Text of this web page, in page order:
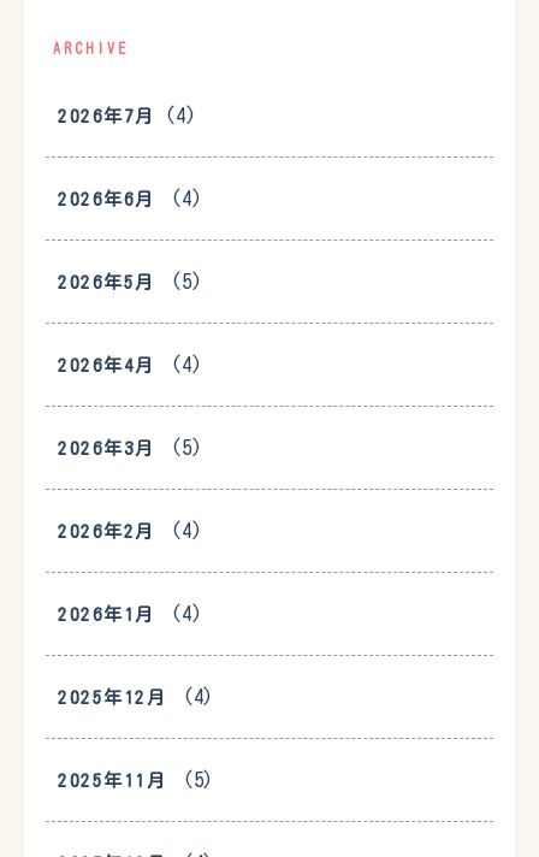
ARCHIVE
2026年7月 (4)
2026年6月 (4)
2026年5月 (5)
2026年4月 (4)
2026年3月 (5)
2026年2月 (4)
2026年1月 (4)
2025年12月 (4)
2025年11月 (5)